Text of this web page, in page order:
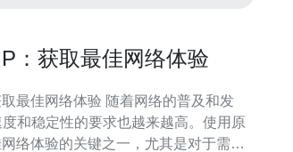
：获取最佳网络体验
验 随着网络的普及和发
和稳定性的要求也越来越高。使用原
络体验的关键之一，尤其是对于需要